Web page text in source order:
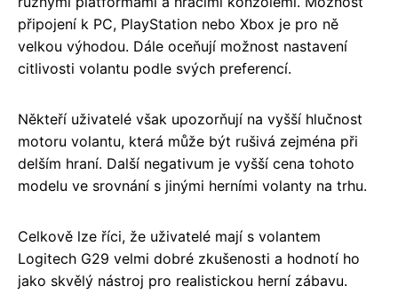
připojení k PC, PlayStation nebo Xbox je pro ně
velkou výhodou. Dále oceňují možnost nastavení
citlivosti volantu podle svých preferencí.
Někteří uživatelé však upozorňují na vyšší hlučnost
motoru volantu, která může být rušivá zejména při
delším hraní. Další negativum je vyšší cena tohoto
modelu ve srovnání s jinými herními volanty na trhu.
Celkově lze říci, že uživatelé mají s volantem
Logitech G29 velmi dobré zkušenosti a hodnotí ho
jako skvělý nástroj pro realistickou herní zábavu.